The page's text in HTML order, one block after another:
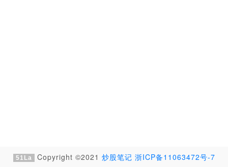
51La Copyright ©2021 炒股笔记 浙ICP备11063472号-7